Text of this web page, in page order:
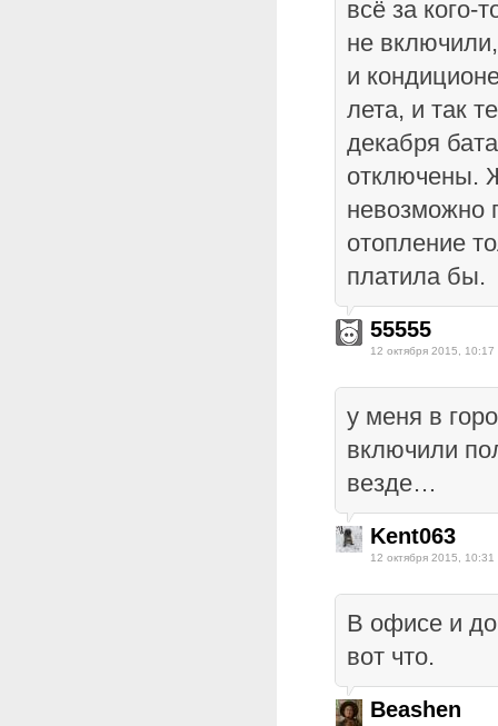
всё за кого-
не
и
лета, и так
декабря
отключены.
невозможно
отопление
платила бы.
55555
12 октября 2015, 10:17
у меня в
включили
везде…
Kent063
12 октября 2015, 10:31
В офисе и
вот что.
Beashen